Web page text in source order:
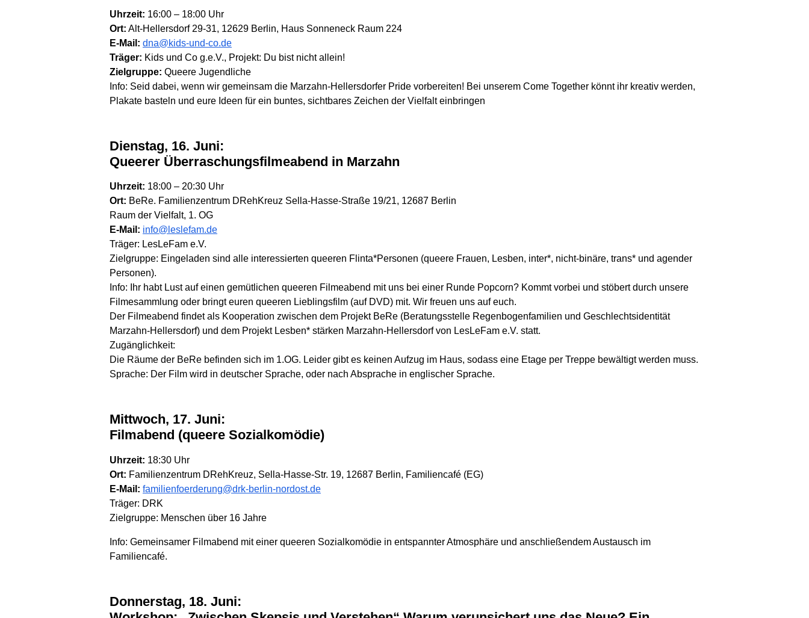
Uhrzeit: 16:00 – 18:00 Uhr
Ort: Alt-Hellersdorf 29-31, 12629 Berlin, Haus Sonneneck Raum 224
E-Mail: dna@kids-und-co.de
Träger: Kids und Co g.e.V., Projekt: Du bist nicht allein!
Zielgruppe: Queere Jugendliche
Info: Seid dabei, wenn wir gemeinsam die Marzahn-Hellersdorfer Pride vorbereiten! Bei unserem Come Together könnt ihr kreativ werden,
Plakate basteln und eure Ideen für ein buntes, sichtbares Zeichen der Vielfalt einbringen
Dienstag, 16. Juni:
Queerer Überraschungsfilmeabend in Marzahn
Uhrzeit: 18:00 – 20:30 Uhr
Ort: BeRe. Familienzentrum DRehKreuz Sella-Hasse-Straße 19/21, 12687 Berlin
Raum der Vielfalt, 1. OG
E-Mail: info@leslefam.de
Träger: LesLeFam e.V.
Zielgruppe: Eingeladen sind alle interessierten queeren Flinta*Personen (queere Frauen, Lesben, inter*, nicht-binäre, trans* und agender
Personen).
Info: Ihr habt Lust auf einen gemütlichen queeren Filmeabend mit uns bei einer Runde Popcorn? Kommt vorbei und stöbert durch unsere
Filmesammlung oder bringt euren queeren Lieblingsfilm (auf DVD) mit. Wir freuen uns auf euch.
Der Filmeabend findet als Kooperation zwischen dem Projekt BeRe (Beratungsstelle Regenbogenfamilien und Geschlechtsidentität
Marzahn-Hellersdorf) und dem Projekt Lesben* stärken Marzahn-Hellersdorf von LesLeFam e.V. statt.
Zugänglichkeit:
Die Räume der BeRe befinden sich im 1.OG. Leider gibt es keinen Aufzug im Haus, sodass eine Etage per Treppe bewältigt werden muss.
Sprache: Der Film wird in deutscher Sprache, oder nach Absprache in englischer Sprache.
Mittwoch, 17. Juni:
Filmabend (queere Sozialkomödie)
Uhrzeit: 18:30 Uhr
Ort: Familienzentrum DRehKreuz, Sella-Hasse-Str. 19, 12687 Berlin, Familiencafé (EG)
E-Mail: familienfoerderung@drk-berlin-nordost.de
Träger: DRK
Zielgruppe: Menschen über 16 Jahre
Info: Gemeinsamer Filmabend mit einer queeren Sozialkomödie in entspannter Atmosphäre und anschließendem Austausch im
Familiencafé.
Donnerstag, 18. Juni: